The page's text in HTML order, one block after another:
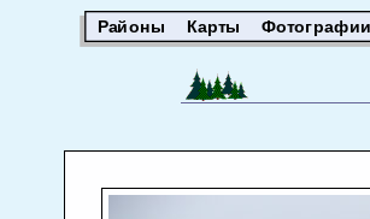
Районы Карты Фотографии